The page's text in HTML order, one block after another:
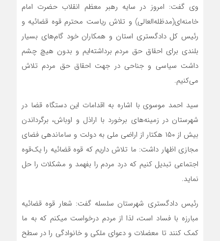
وی گفت: امروز در سایه رهبر معظم انقلاب حضرت امام
خامنه‌‌ای(مدظله‌العالی) و تلاش ریاست محترم قوه قضائیه و
رئیس کل دادگستری استان و همکاران خود گام‌های بسیار
بلندی برای احقاق حق مردم برداشته‌ایم و بدون هیچ چشم
داشت سیاسی و جناحی در جهت احقاق حق مردم تلاش
می‌کنیم.
سید احمد موسوی با اشاره به اقدامات این دستگاه قضا در
شهرستان در زمینه‌های برخورد با اراذل و اوباش، برگرداندن
بیش از ۱۵۰ هکتار از اراضی ملی به دولت و ساماندهی فضای
مجازی اظهار داشت: ما تلاش داریم که قوه قضائیه را یک‌قوه
اجتماعی تبدیل کنیم که درد مردم را بفهمد و مشکلات را حل
نماید.
رئیس دادگستری شهرستان سلسله گفت: شعار قوه قضائیه
مبارزه با فساد است، لذا از مردم درخواست میکنم که به ما
کمک کنند تا معضلات و دعوای ملکی و خانوادگی را در سطح